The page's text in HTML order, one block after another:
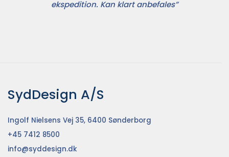
ekspedition. Kan klart anbefales”
SydDesign A/S
Ingolf Nielsens Vej 35, 6400 Sønderborg
+45 7412 8500
info@syddesign.dk